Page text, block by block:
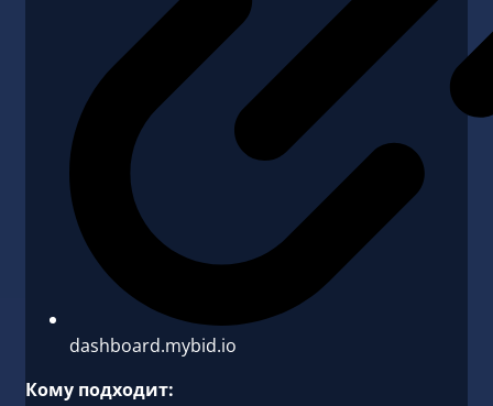
dashboard.mybid.io
Кому подходит: